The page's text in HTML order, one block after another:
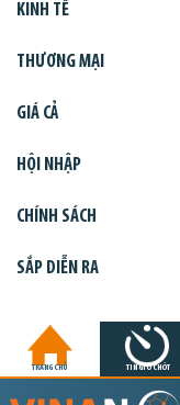
KINH TẾ
THƯƠNG MẠI
GIÁ CẢ
HỘI NHẬP
CHÍNH SÁCH
SẮP DIỄN RA
TRANG CHỦ TIN GIỜ CHÓT